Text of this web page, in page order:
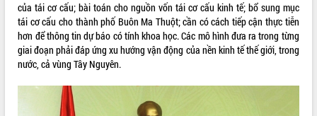
Đắk Lắk sơ kết 4 năm triển khai thực
hiện Đề án 06 của Chính phủ
Họp báo thông tin về Hội nghị Công bố
Quy hoạch và Xúc tiến đầu tư tỉnh Đắk
Khơi thông điểm nghẽn, đẩy nhanh
giải ngân vốn khắc phục thiên tai
của tái cơ cấu; bài toán cho nguồn vốn tái cơ cấu kinh tế; bổ sung mục
tái cơ cấu cho thành phố Buôn Ma Thuột; cần có cách tiếp cận thực tiễn
hơn để thông tin dự báo có tính khoa học. Các mô hình đưa ra trong từng
giai đoạn phải đáp ứng xu hướng vận động của nền kinh tế thế giới, trong
nước, cả vùng Tây Nguyên.